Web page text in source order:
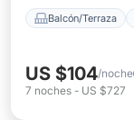
Balcón/Terraza
US $104/noche
7 noches - US $727